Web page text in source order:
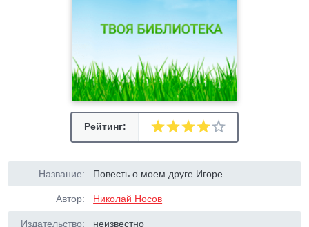
Рейтинг:
Название: Повесть о моем друге Игоре
Автор: Николай Носов
Издательство: неизвестно